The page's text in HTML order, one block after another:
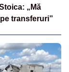
„Mă
transferuri”